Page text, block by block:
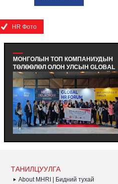
HR Фото
МОНГОЛЫН ТОП КОМПАНИУДЫН
ТӨЛӨӨЛӨЛ ОЛОН УЛСЫН GLOBAL
HR FORUM (GHRF)-Д АМЖИЛТАЙ
ОРОЛЦЛОО. - МОНГОЛЫН ХҮНИЙ
НӨӨЦИЙН ИНСТИТУТИЙН ГИШҮҮН
БОЛОН ДЭМЖИГЧ ТОП ААН-ДИЙН
ТӨЛӨӨЛӨЛ БНСУ-Д ЖИЛ БҮР
УЛАМЖЛАЛ ОЛОН ЗОХИОН
БАЙГУУЛЛАГДДАГ GLOBAL HR
FORUM (GHRF)-Д АМЖИЛТТАЙ
ТАНИЛЦУУЛГА
About MHRI | Бидний тухай